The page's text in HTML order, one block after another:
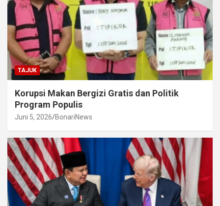
TAJUK
Korupsi Makan Bergizi Gratis dan Politik
Program Populis
Juni 5, 2026 BonariNews